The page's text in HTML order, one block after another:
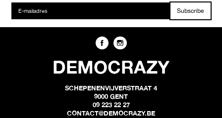
Subscribe
DEMOCRAZY
SCHEPENENVIJVERSTRAAT 4
9000 GENT
09 223 22 27
CONTACT@DEMOCRAZY.BE